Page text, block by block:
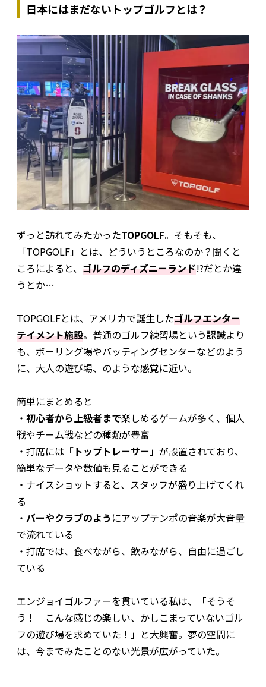
日本にはまだないトップゴルフとは？
ずっと訪れてみたかったTOPGOLF。そもそも、
「TOPGOLF」とは、どういうところなのか？聞くと
ころによると、 ゴルフのディズニーランド!?だとか違
うとか…
TOPGOLFとは、アメリカで誕生したゴルフエンター
テイメント施設。普通のゴルフ練習場という認識より
も、ボーリング場やバッティングセンターなどのよう
に、大人の遊び場、のような感覚に近い。
簡単にまとめると
・ 初心者から上級者まで楽しめるゲームが多く、個人
戦やチーム戦などの種類が豊富
・打席には 「トップトレーサー」 が設置されており、
簡単なデータや数値も見ることができる
・ナイスショットすると、スタッフが盛り上げてくれ
る
・ バーやクラブのようにアップテンポの音楽が大音量
で流れている
・打席では、食べながら、飲みながら、自由に過ごし
ている
エンジョイゴルファーを貫いている私は、「そうそ
う！ こんな感じの楽しい、かしこまっていないゴル
フの遊び場を求めていた！」と大興奮。夢の空間に
は、今までみたことのない光景が広がっていた。